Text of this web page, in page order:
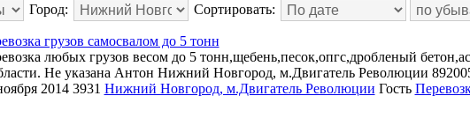
Город: Сортировать:
грузов самосвалом до 5 тонн
любых грузов весом до 5 тонн,щебень,песок,опгс,дробленый
Не указана Антон Нижний Новгород, м.Двигатель Революции
2014 3931 Нижний Новгород, м.Двигатель Революции Гость